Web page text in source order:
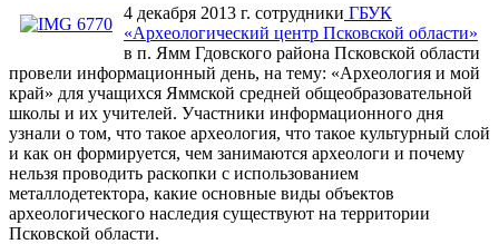
4 декабря 2013 г. сотрудники ГБУК
«Археологический центр Псковской области»
в п. Ямм Гдовского района Псковской области
провели информационный день, на тему: «Археология и мой
край» для учащихся Яммской средней общеобразовательной
школы и их учителей. Участники информационного дня
узнали о том, что такое археология, что такое культурный слой
и как он формируется, чем занимаются археологи и почему
нельзя проводить раскопки с использованием
металлодетектора, какие основные виды объектов
археологического наследия существуют на территории
Псковской области.